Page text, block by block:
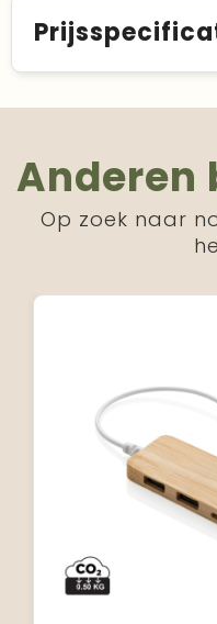
Anderen
Op zoek naar